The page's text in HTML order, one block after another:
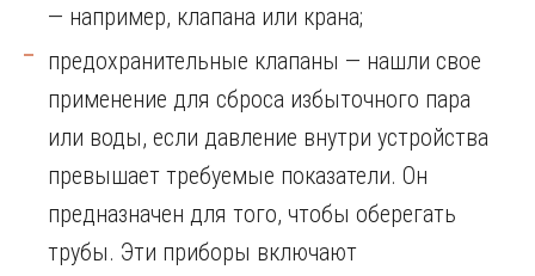
— например, клапана или крана;
предохранительные клапаны — нашли свое
применение для сброса избыточного пара
или воды, если давление внутри устройства
превышает требуемые показатели. Он
предназначен для того, чтобы оберегать
трубы. Эти приборы включают